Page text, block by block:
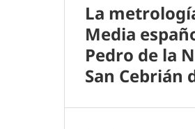
La
Media
Pedro de la
San Cebrián